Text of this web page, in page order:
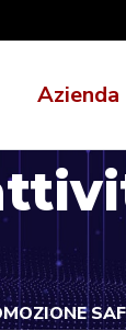
Azienda